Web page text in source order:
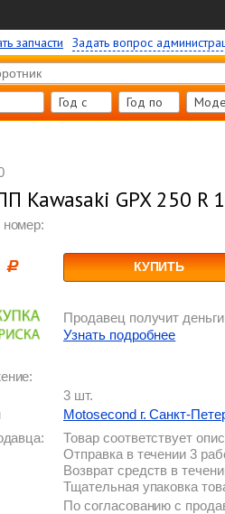
запчасти Задать вопрос
Год c Год по
Kawasaki GPX 250 R
КУПИТЬ
Продавец получит
Узнать подробнее
3 шт.
Motosecond г. Санкт-
Товар соответствует
Отправка в течении 3
Возврат средств в
Тщательная упаковка
По согласованию с